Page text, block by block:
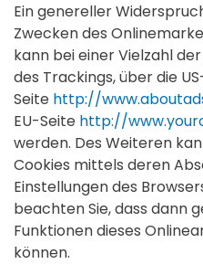
Ein genereller
Zwecken des
kann bei einer Vielzahl
des Trackings, über die
Seite http://
EU-Seite http://
werden. Des Weiteren
Cookies mittels deren
Einstellungen des
beachten Sie, dass dann
Funktionen dieses
können.